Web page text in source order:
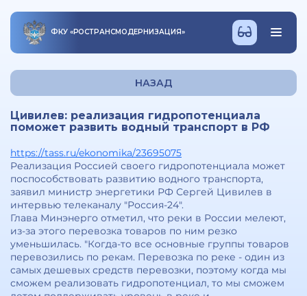
ФКУ «РОСТРАНСМОДЕРНИЗАЦИЯ»
НАЗАД
Цивилев: реализация гидропотенциала
поможет развить водный транспорт в РФ
https://tass.ru/ekonomika/23695075
Реализация Россией своего гидропотенциала может
поспособствовать развитию водного транспорта,
заявил министр энергетики РФ Сергей Цивилев в
интервью телеканалу "Россия-24".
Глава Минэнерго отметил, что реки в России мелеют,
из-за этого перевозка товаров по ним резко
уменьшилась. "Когда-то все основные группы товаров
перевозились по рекам. Перевозка по реке - один из
самых дешевых средств перевозки, поэтому когда мы
сможем реализовать гидропотенциал, то мы сможем